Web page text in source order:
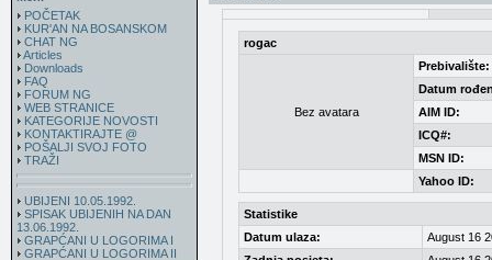
POČETAK
KUR'AN NA BOSANSKOM
CHAT NG
Articles
Downloads
FAQ
FORUM NG
WEB STRANICE
KATEGORIJE NOVOSTI
KONTAKTIRAJTE @
POŠALJI SVOJ FOTO
TRAŽI
UBIJENI 10.05.1992.
SPISAK UBIJENIH NA DAN
13.06.1992.
GRAPĆANI U LOGORIMA I
GRAPĆANI U LOGORIMA II
rogac
Bez avatara
Prebivalište:
Datum
AIM ID:
ICQ#:
MSN ID:
Yahoo ID:
Statistike
Datum ulaza:
August 16